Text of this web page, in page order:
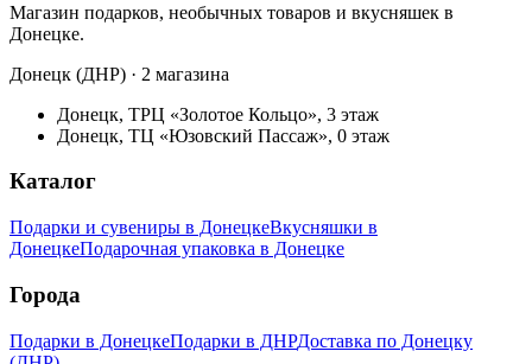
Магазин подарков, необычных товаров и вкусняшек в
Донецке.
Донецк (ДНР) · 2 магазина
Донецк, ТРЦ «Золотое Кольцо», 3 этаж
Донецк, ТЦ «Юзовский Пассаж», 0 этаж
Каталог
Подарки и сувениры в ДонецкеВкусняшки в
ДонецкеПодарочная упаковка в Донецке
Города
Подарки в ДонецкеПодарки в ДНРДоставка по Донецку